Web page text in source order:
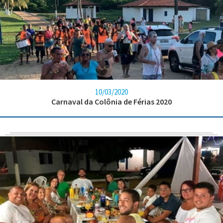
10/03/2020
Carnaval da Colônia de Férias 2020